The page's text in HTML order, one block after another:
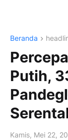
Beranda
Putih,
Kamis, Mei 22,